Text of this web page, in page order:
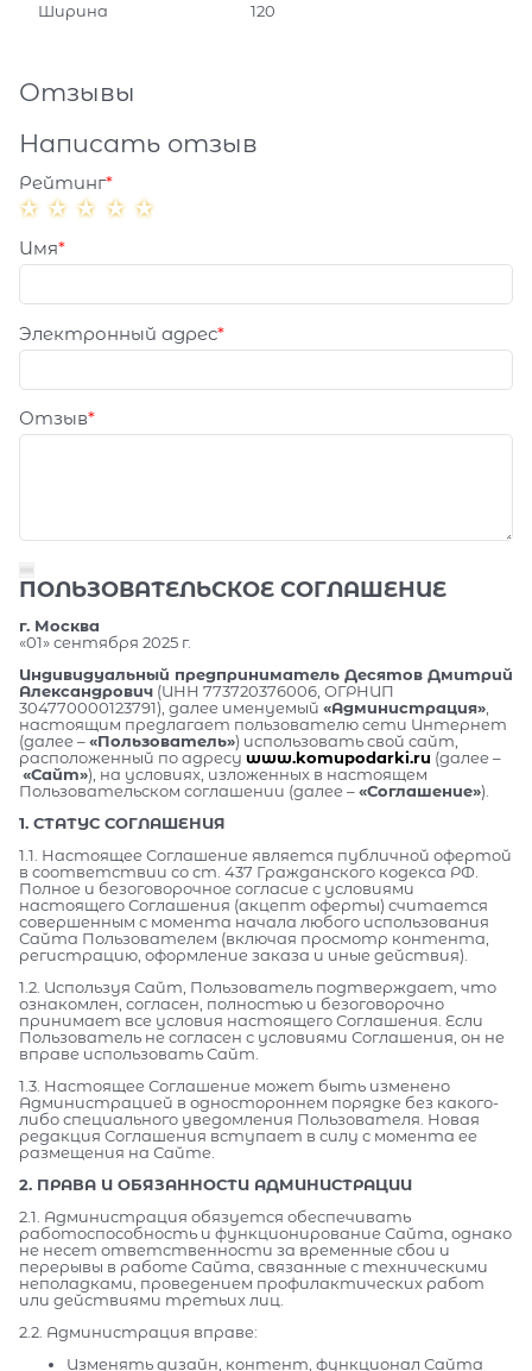
Ширина 120
Отзывы
Написать отзыв
Рейтинг
Имя
Электронный адрес
Отзыв
ПОЛЬЗОВАТЕЛЬСКОЕ СОГЛАШЕНИЕ
г. Москва
«01» сентября 2025 г.
Индивидуальный предприниматель Десятов Дмитрий
Александрович (ИНН 773720376006, ОГРНИП
304770000123791), далее именуемый «Администрация»,
настоящим предлагает пользователю сети Интернет
(далее –«Пользователь») использовать свой сайт,
расположенный по адресу www.komupodarki.ru (далее –
«Сайт»), на условиях, изложенных в настоящем
Пользовательском соглашении (далее –«Соглашение»).
1. СТАТУС СОГЛАШЕНИЯ
1.1. Настоящее Соглашение является публичной офертой
в соответствии со ст. 437 Гражданского кодекса РФ.
Полное и безоговорочное согласие с условиями
настоящего Соглашения (акцепт оферты) считается
совершенным с момента начала любого использования
Сайта Пользователем (включая просмотр контента,
регистрацию, оформление заказа и иные действия).
1.2. Используя Сайт, Пользователь подтверждает, что
ознакомлен, согласен, полностью и безоговорочно
принимает все условия настоящего Соглашения. Если
Пользователь не согласен с условиями Соглашения, он не
вправе использовать Сайт.
1.3. Настоящее Соглашение может быть изменено
Администрацией в одностороннем порядке без какого-
либо специального уведомления Пользователя. Новая
редакция Соглашения вступает в силу с момента ее
размещения на Сайте.
2. ПРАВА И ОБЯЗАННОСТИ АДМИНИСТРАЦИИ
2.1. Администрация обязуется обеспечивать
работоспособность и функционирование Сайта, однако
не несет ответственности за временные сбои и
перерывы в работе Сайта, связанные с техническими
неполадками, проведением профилактических работ
или действиями третьих лиц.
2.2. Администрация вправе:
Изменять дизайн, контент, функционал Сайта